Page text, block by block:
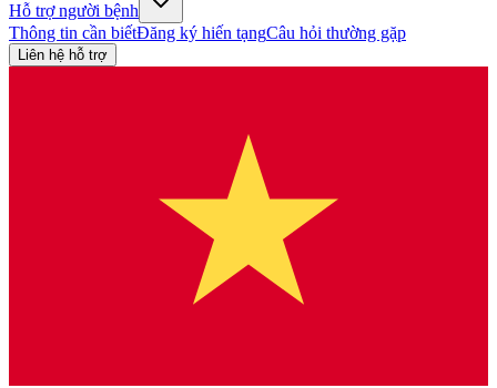
Hỗ trợ người bệnh
Thông tin cần biếtĐăng ký hiến tạngCâu hỏi thường gặp
Liên hệ hỗ trợ